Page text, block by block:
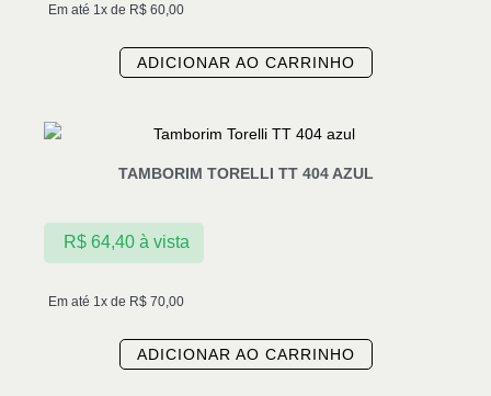
Em até 1x de R$ 60,00
ADICIONAR AO CARRINHO
TAMBORIM TORELLI TT 404 AZUL
Em até 1x de R$ 70,00
R$64,40 à vista
ADICIONAR AO CARRINHO